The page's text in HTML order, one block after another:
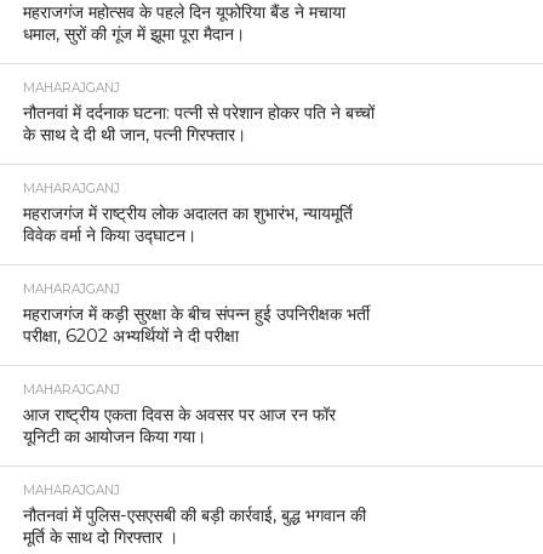
महराजगंज महोत्सव के पहले दिन यूफोरिया बैंड ने मचाया
धमाल, सुरों की गूंज में झूमा पूरा मैदान।
MAHARAJGANJ
नौतनवां में दर्दनाक घटना: पत्नी से परेशान होकर पति ने बच्चों
के साथ दे दी थी जान, पत्नी गिरफ्तार।
MAHARAJGANJ
महराजगंज में राष्ट्रीय लोक अदालत का शुभारंभ, न्यायमूर्ति
विवेक वर्मा ने किया उद्घाटन।
MAHARAJGANJ
महराजगंज में कड़ी सुरक्षा के बीच संपन्न हुई उपनिरीक्षक भर्ती
परीक्षा, 6202 अभ्यर्थियों ने दी परीक्षा
MAHARAJGANJ
आज राष्ट्रीय एकता दिवस के अवसर पर आज रन फॉर
यूनिटी का आयोजन किया गया।
MAHARAJGANJ
नौतनवां में पुलिस-एसएसबी की बड़ी कार्रवाई, बुद्ध भगवान की
मूर्ति के साथ दो गिरफ्तार ।